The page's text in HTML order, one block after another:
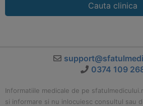
Cauta clinica
0374 109
Informatiile medicale de pe
si informare si nu inlocuiesc consultul sau